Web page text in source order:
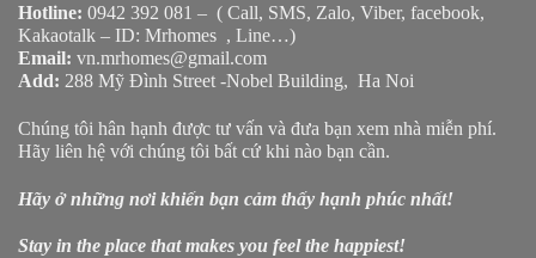
Hotline: 0942 392 081 – ( Call, SMS, Zalo, Viber, facebook,
Kakaotalk – ID: Mrhomes , Line…)
Email: vn.mrhomes@gmail.com
Add: 288 Mỹ Đình Street -Nobel Building, Ha Noi
Chúng tôi hân hạnh được tư vấn và đưa bạn xem nhà miễn phí.
Hãy liên hệ với chúng tôi bất cứ khi nào bạn cần.
Hãy ở những nơi khiến bạn cảm thấy hạnh phúc nhất!
Stay in the place that makes you feel the happiest!